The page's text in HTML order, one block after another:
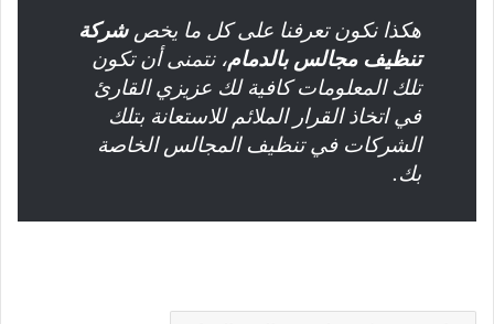
هكذا نكون تعرفنا على كل ما يخصشركة
تنظيف مجالس بالدمام، نتمنى أن تكون
تلك المعلومات كافية لك عزيزي القارئ
في اتخاذ القرار الملائم للاستعانة بتلك
الشركات في تنظيف المجالس الخاصة
بك.